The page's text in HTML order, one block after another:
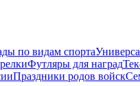
по видам спорта
Футляры для наград
Праздники родов войск